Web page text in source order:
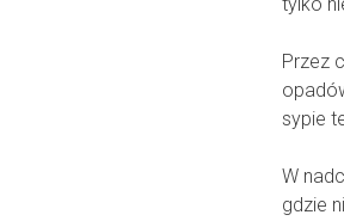
tylko
Przez
sypie
W
gdzie